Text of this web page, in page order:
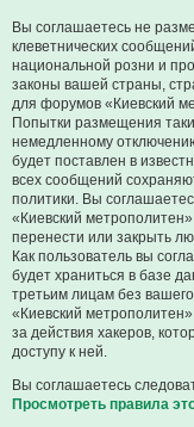
Вы соглашаетесь не
клеветнических
национальной розни и
законы вашей страны,
для форумов «Киевский
Попытки размещения
немедленному
будет поставлен в
всех сообщений
политики. Вы
«Киевский
перенести или закрыть
Как пользователь вы
будет храниться в базе
третьим лицам без
«Киевский
за действия хакеров,
доступу к ней.
Вы соглашаетесь
Просмотреть правила